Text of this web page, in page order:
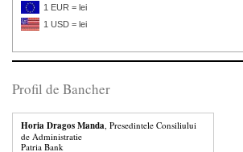
1 EUR = lei
1 USD = lei
Profil de Bancher
Horia Dragos Manda, Presedintele Consiliului
de Administratie
Patria Bank